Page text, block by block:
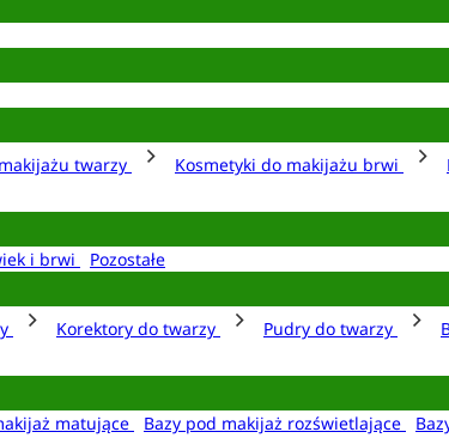
twarzy Kosmetyki do makijażu brwi
i brwi
Pozostałe
Korektory do twarzy Pudry do twarzy
matujące Bazy pod makijaż rozświetlające